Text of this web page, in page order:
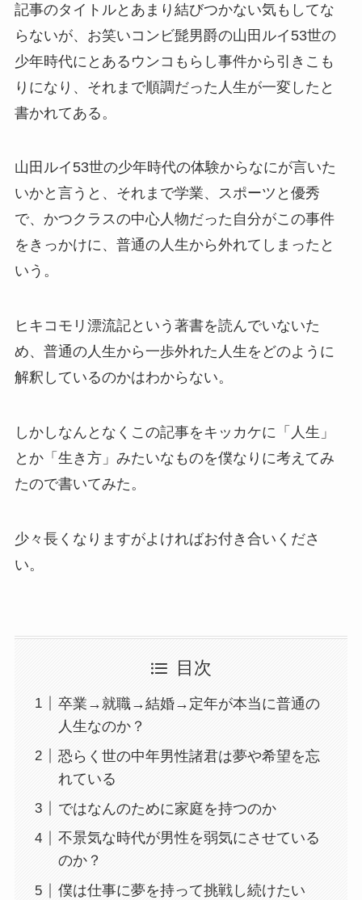
記事のタイトルとあまり結びつかない気もしてな
らないが、お笑いコンビ髭男爵の山田ルイ53世の
少年時代にとあるウンコもらし事件から引きこも
りになり、それまで順調だった人生が一変したと
書かれてある。
山田ルイ53世の少年時代の体験からなにが言いた
いかと言うと、それまで学業、スポーツと優秀
で、かつクラスの中心人物だった自分がこの事件
をきっかけに、普通の人生から外れてしまったと
いう。
ヒキコモリ漂流記という著書を読んでいないた
め、普通の人生から一歩外れた人生をどのように
解釈しているのかはわからない。
しかしなんとなくこの記事をキッカケに「人生」
とか「生き方」みたいなものを僕なりに考えてみ
たので書いてみた。
少々長くなりますがよければお付き合いくださ
い。
目次
卒業→就職→結婚→定年が本当に普通の
人生なのか？
恐らく世の中年男性諸君は夢や希望を忘
れている
ではなんのために家庭を持つのか
不景気な時代が男性を弱気にさせている
のか？
僕は仕事に夢を持って挑戦し続けたい